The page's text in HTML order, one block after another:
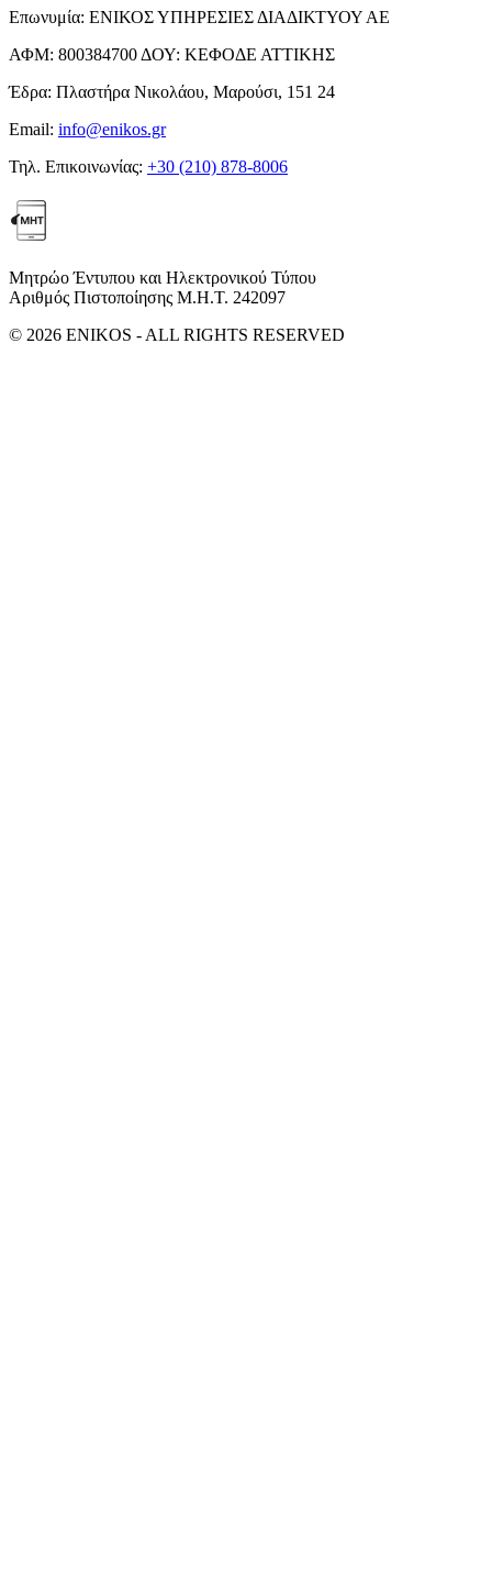
Επωνυμία: ΕΝΙΚΟΣ ΥΠΗΡΕΣΙΕΣ ΔΙΑΔΙΚΤΥΟΥ ΑΕ
ΑΦΜ: 800384700 ΔΟΥ: ΚΕΦΟΔΕ ΑΤΤΙΚΗΣ
Έδρα: Πλαστήρα Νικολάου, Μαρούσι, 151 24
Email: info@enikos.gr
Τηλ. Επικοινωνίας: +30 (210) 878-8006
Μητρώο Έντυπου και Ηλεκτρονικού Τύπου
Αριθμός Πιστοποίησης Μ.Η.Τ. 242097
© 2026 ENIKOS - ALL RIGHTS RESERVED